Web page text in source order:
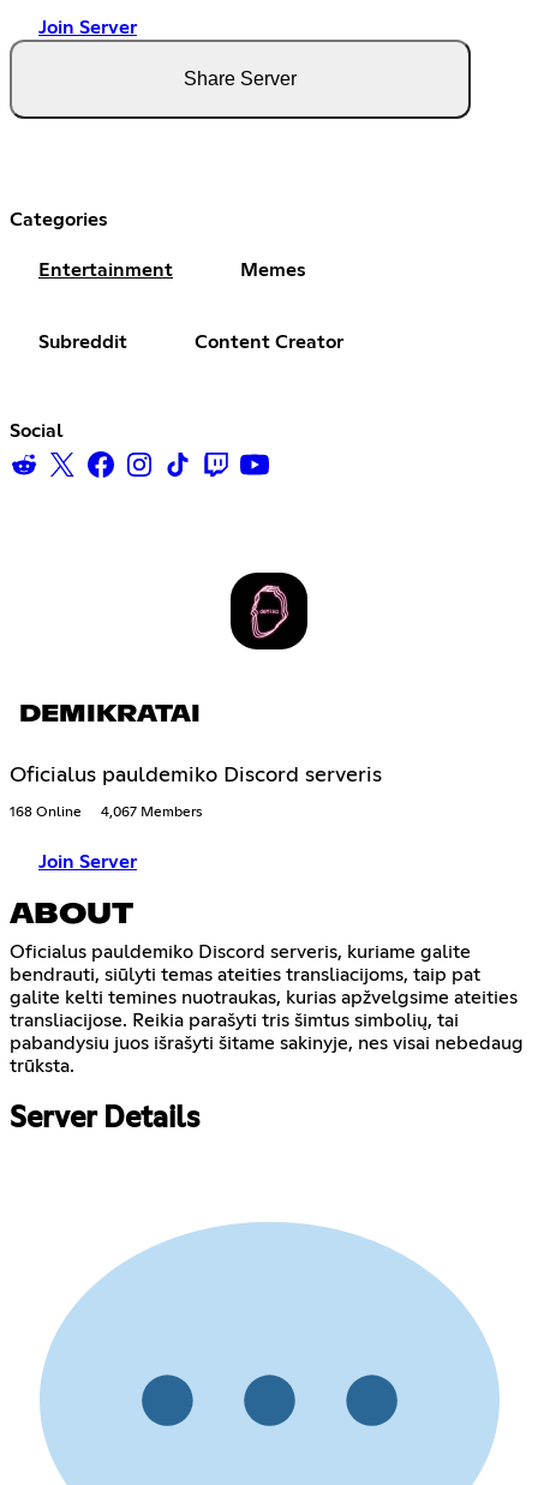
Join Server
Share Server
Categories
Entertainment Memes
Subreddit Content Creator
Social
DEMIKRATAI
Oficialus pauldemiko Discord serveris
168 Online 4,067 Members
Join Server
ABOUT
Oficialus pauldemiko Discord serveris, kuriame galite
bendrauti, siūlyti temas ateities transliacijoms, taip pat
galite kelti temines nuotraukas, kurias apžvelgsime ateities
transliacijose. Reikia parašyti tris šimtus simbolių, tai
pabandysiu juos išrašyti šitame sakinyje, nes visai nebedaug
trūksta.
Server Details